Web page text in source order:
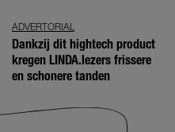
ADVERTORIAL
Dankzij dit hightech product
kregen LINDA.lezers frissere
en schonere tanden